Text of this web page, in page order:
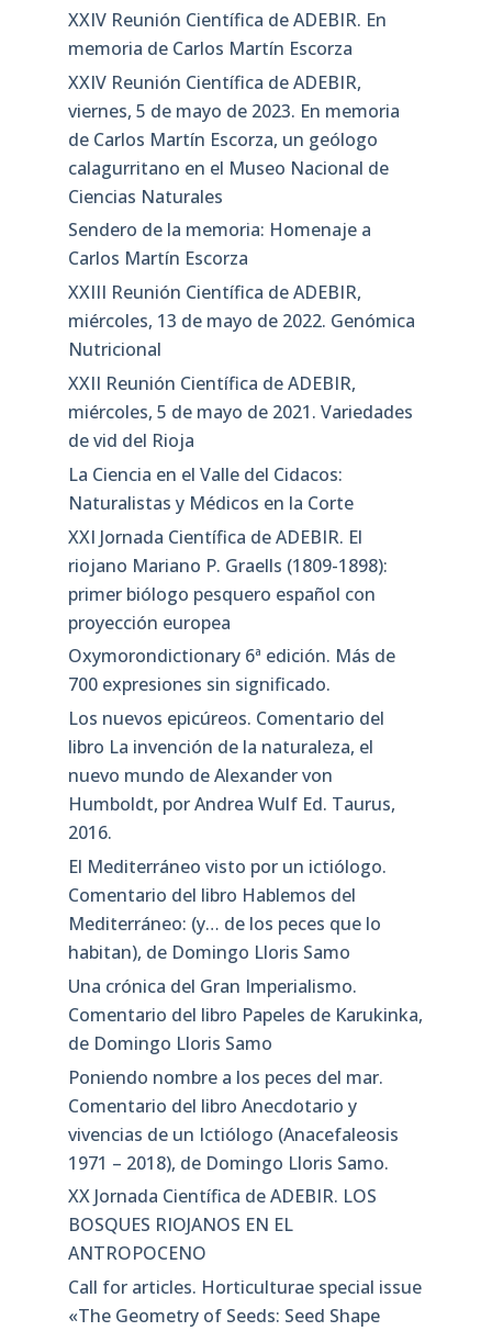
XXIV Reunión Científica de ADEBIR. En
memoria de Carlos Martín Escorza
XXIV Reunión Científica de ADEBIR,
viernes, 5 de mayo de 2023. En memoria
de Carlos Martín Escorza, un geólogo
calagurritano en el Museo Nacional de
Ciencias Naturales
Sendero de la memoria: Homenaje a
Carlos Martín Escorza
XXIII Reunión Científica de ADEBIR,
miércoles, 13 de mayo de 2022. Genómica
Nutricional
XXII Reunión Científica de ADEBIR,
miércoles, 5 de mayo de 2021. Variedades
de vid del Rioja
La Ciencia en el Valle del Cidacos:
Naturalistas y Médicos en la Corte
XXI Jornada Científica de ADEBIR. El
riojano Mariano P. Graells (1809-1898):
primer biólogo pesquero español con
proyección europea
Oxymorondictionary 6ª edición. Más de
700 expresiones sin significado.
Los nuevos epicúreos. Comentario del
libro La invención de la naturaleza, el
nuevo mundo de Alexander von
Humboldt, por Andrea Wulf Ed. Taurus,
2016.
El Mediterráneo visto por un ictiólogo.
Comentario del libro Hablemos del
Mediterráneo: (y… de los peces que lo
habitan), de Domingo Lloris Samo
Una crónica del Gran Imperialismo.
Comentario del libro Papeles de Karukinka,
de Domingo Lloris Samo
Poniendo nombre a los peces del mar.
Comentario del libro Anecdotario y
vivencias de un Ictiólogo (Anacefaleosis
1971 – 2018), de Domingo Lloris Samo.
XX Jornada Científica de ADEBIR. LOS
BOSQUES RIOJANOS EN EL
ANTROPOCENO
Call for articles. Horticulturae special issue
«The Geometry of Seeds: Seed Shape